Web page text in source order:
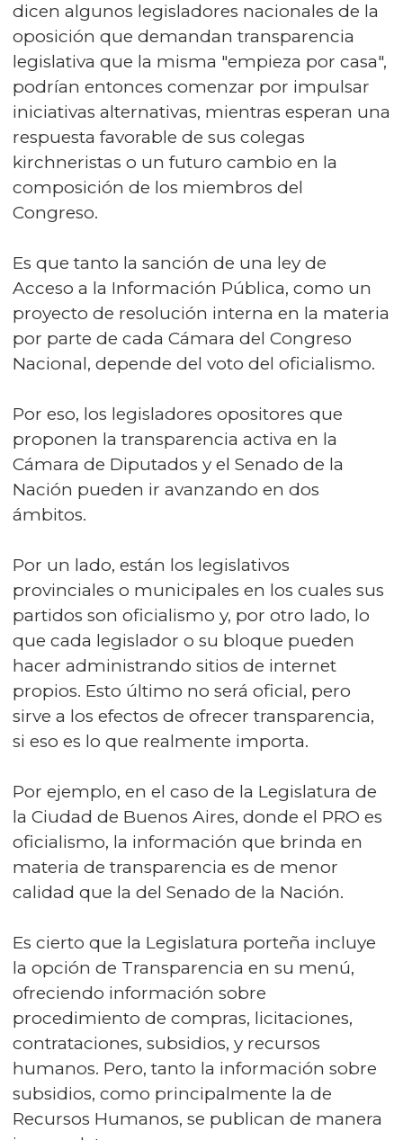
dicen algunos legisladores nacionales de la
oposición que demandan transparencia
legislativa que la misma "empieza por casa",
podrían entonces comenzar por impulsar
iniciativas alternativas, mientras esperan una
respuesta favorable de sus colegas
kirchneristas o un futuro cambio en la
composición de los miembros del
Congreso.
Es que tanto la sanción de una ley de
Acceso a la Información Pública, como un
proyecto de resolución interna en la materia
por parte de cada Cámara del Congreso
Nacional, depende del voto del oficialismo.
Por eso, los legisladores opositores que
proponen la transparencia activa en la
Cámara de Diputados y el Senado de la
Nación pueden ir avanzando en dos
ámbitos.
Por un lado, están los legislativos
provinciales o municipales en los cuales sus
partidos son oficialismo y, por otro lado, lo
que cada legislador o su bloque pueden
hacer administrando sitios de internet
propios. Esto último no será oficial, pero
sirve a los efectos de ofrecer transparencia,
si eso es lo que realmente importa.
Por ejemplo, en el caso de la Legislatura de
la Ciudad de Buenos Aires, donde el PRO es
oficialismo, la información que brinda en
materia de transparencia es de menor
calidad que la del Senado de la Nación.
Es cierto que la Legislatura porteña incluye
la opción de Transparencia en su menú,
ofreciendo información sobre
procedimiento de compras, licitaciones,
contrataciones, subsidios, y recursos
humanos. Pero, tanto la información sobre
subsidios, como principalmente la de
Recursos Humanos, se publican de manera